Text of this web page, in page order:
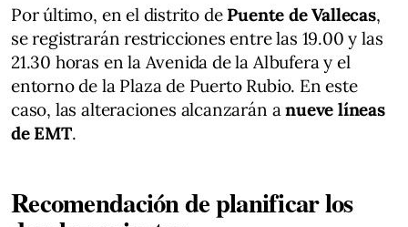
Por último, en el distrito de Puente de Vallecas,
se registrarán restricciones entre las 19.00 y las
21.30 horas en la Avenida de la Albufera y el
entorno de la Plaza de Puerto Rubio. En este
caso, las alteraciones alcanzarán anueve líneas
de EMT.
Recomendación de planificar los